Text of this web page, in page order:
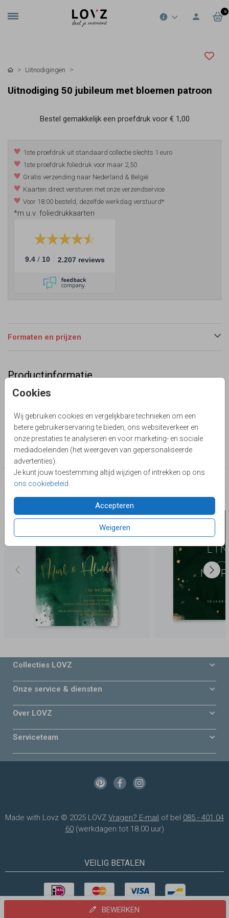
0
Cookies
Wij gebruiken cookies en vergelijkbare technieken om een
betere gebruikerservaring te bieden, ons websiteverkeer en
onze prestaties te analyseren en voor marketing- en sociale
mediadoeleinden (het weergeven van gepersonaliseerde
advertenties).
Je kunt jouw toestemming altijd wijzigen of intrekken op ons
ons cookiebeleid
Accepteren
Weigeren
Uitnodigingen
Uitnodiging 50 jubileum met bloemen patroon
Bestel gemakkelijk een proefdruk voor € 1,00
1ste proefdruk uit standaard collectie slechts 1 euro
1ste proefdruk foliedruk voor maar 2,50
Gratis verzending naar Nederland & België
Kaarten direct versturen met onze verzendservice
Voor 18:00 besteld, dezelfde werkdag verstuurd*
*m.u.v. foliedrukkaarten
9.4 / 10 2.207 reviews
Formaten en prijzen
Productinformatie
Omschrijving
bloemen op de achtergrond.
Lievez
Collectie
Deze producten zijn wellicht ook iets voor je
BEWERKEN
Collecties LOVZ
Onze service & diensten
Over LOVZ
Serviceteam
Made with Lovz © 2025 LOVZ Vragen? E-mail of bel 085 - 401 04
60(werkdagen tot 18.00 uur)
VEILIG BETALEN